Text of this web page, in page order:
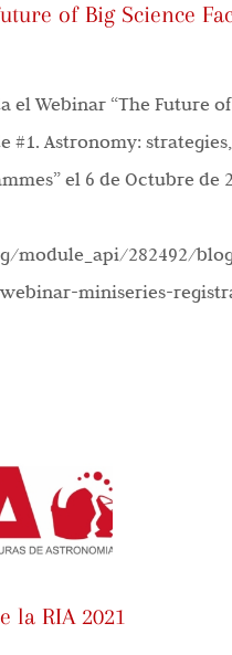
of Big Science
el Webinar “The Future
#1. Astronomy:
el 6 de Octubre de
module_api/282492/
miniseries-
la RIA 2021